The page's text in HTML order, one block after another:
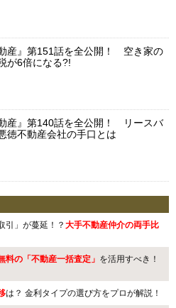
産』第151話を全公開！ 空き家の
が6倍になる?!
産』第140話を全公開！ リースバ
徳不動産会社の手口とは
引」が蔓延！？ 大手不動産仲介の両手比
料の「不動産一括査定」 を活用すべき！
は？ 金利タイプの選び方をプロが解説！